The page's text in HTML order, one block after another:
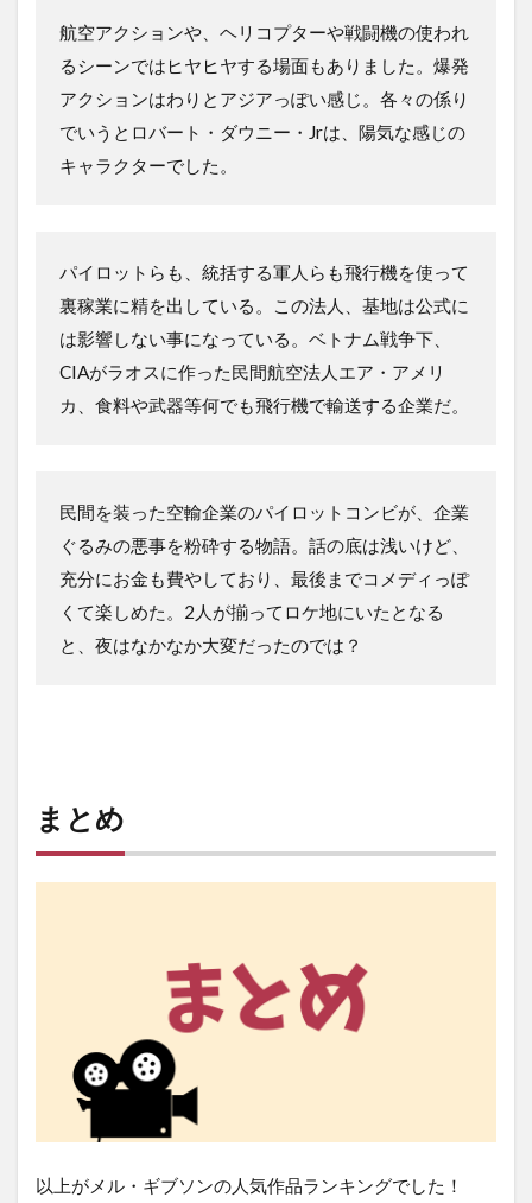
航空アクションや、ヘリコプターや戦闘機の使われ
るシーンではヒヤヒヤする場面もありました。爆発
アクションはわりとアジアっぽい感じ。各々の係り
でいうとロバート・ダウニー・Jrは、陽気な感じの
キャラクターでした。
パイロットらも、統括する軍人らも飛行機を使って
裏稼業に精を出している。この法人、基地は公式に
は影響しない事になっている。ベトナム戦争下、
CIAがラオスに作った民間航空法人エア・アメリ
カ、食料や武器等何でも飛行機で輸送する企業だ。
民間を装った空輸企業のパイロットコンビが、企業
ぐるみの悪事を粉砕する物語。話の底は浅いけど、
充分にお金も費やしており、最後までコメディっぽ
くて楽しめた。2人が揃ってロケ地にいたとなる
と、夜はなかなか大変だったのでは？
まとめ
以上がメル・ギブソンの人気作品ランキングでした！